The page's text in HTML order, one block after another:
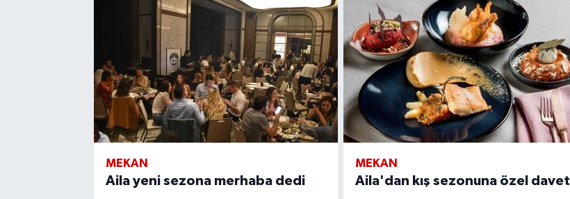
MEKAN
Aila yeni sezona merhaba dedi
MEKAN
Aila'dan kış sezonuna özel davet